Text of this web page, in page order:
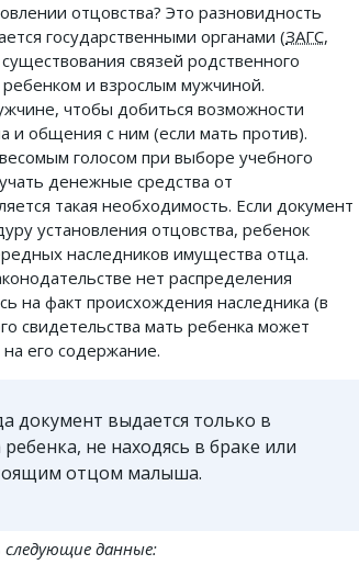
отцовства? Это разновидность
государственными органами (ЗАГС,
связей родственного
и взрослым мужчиной.
чтобы добиться возможности
и общения с ним (если мать против).
голосом при выборе учебного
денежные средства от
такая необходимость. Если документ
установления отцовства, ребенок
наследников имущества отца.
нет распределения
на факт происхождения наследника (в
свидетельства мать ребенка может
его содержание.
документ выдается только в
не находясь в браке или
отцом малыша.
данные: